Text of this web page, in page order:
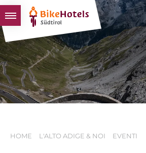
BIKEHOTELS
HOTELS & PACCHETTI
TOUR & TERRITORI
L'ALTO ADIGE & NOI
HOME L'ALTO ADIGE & NOI EVENTI